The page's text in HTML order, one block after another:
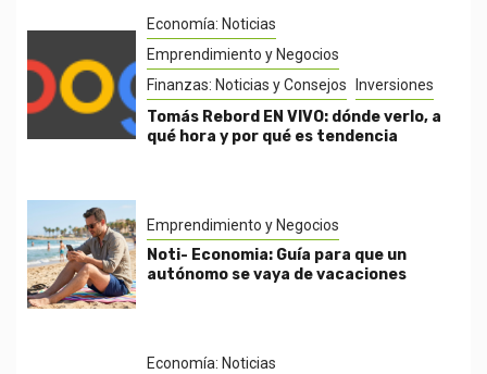
Economía: Noticias
Emprendimiento y Negocios
Finanzas: Noticias y Consejos
Inversiones
Tomás Rebord EN VIVO: dónde verlo, a
qué hora y por qué es tendencia
Emprendimiento y Negocios
Noti- Economia: Guía para que un
autónomo se vaya de vacaciones
Economía: Noticias